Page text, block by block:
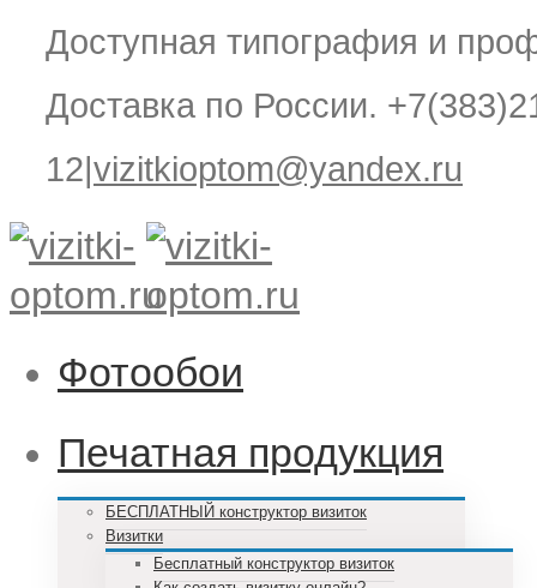
Доступная типография и
Доставка по России.
12|vizitkioptom@yandex.ru
Фотообои
Печатная продукция
БЕСПЛАТНЫЙ конструктор визиток
Визитки
Бесплатный конструктор визиток